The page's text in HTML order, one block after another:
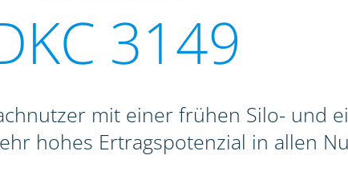
3149
mit einer frühen Silo- und
hohes Ertragspotenzial in allen